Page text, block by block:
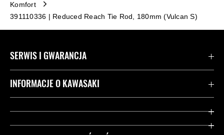
Komfort
391110336 | Reduced Reach Tie Rod, 180mm (Vulcan S)
SERWIS I GWARANCJA
Kontakt
Przydatne strony
INFORMACJE O KAWASAKI
Dziedzictwo Kawasaki